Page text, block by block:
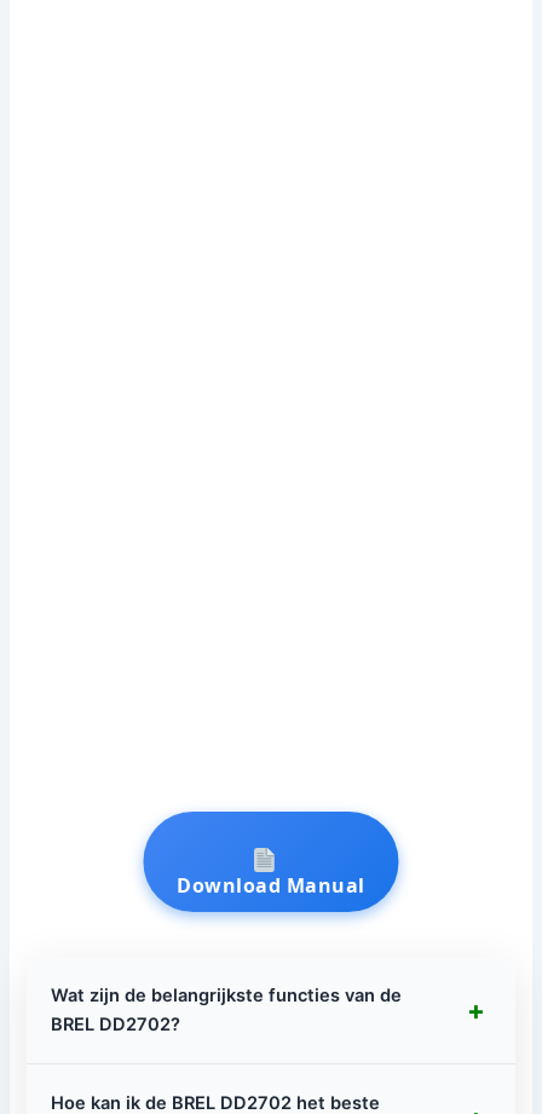
Download Manual
Wat zijn de belangrijkste functies van de
BREL DD2702?
+
Hoe kan ik de BREL DD2702 het beste